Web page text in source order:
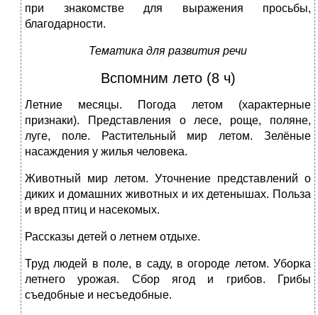
при знакомстве для выражения просьбы,
благодарности.
Тематика для развития речи
Вспомним лето (8 ч)
Летние месяцы. Погода летом (характерные
признаки). Представления о лесе, роще, поляне,
луге, поле. Растительный мир летом. Зелёные
насаждения у жилья человека.
Животный мир летом. Уточнение представлений о
диких и домашних животных и их детенышах. Польза
и вред птиц и насекомых.
Рассказы детей о летнем отдыхе.
Труд людей в поле, в саду, в огороде летом. Уборка
летнего урожая. Сбор ягод и грибов. Грибы
съедобные и несъедобные.